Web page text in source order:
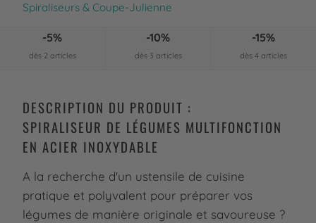
Spiraliseurs & Coupe-Julienne
-5%
dès 2 articles
-10%
dès 3 articles
-15%
dès 4 articles
DESCRIPTION DU PRODUIT :
SPIRALISEUR DE LÉGUMES MULTIFONCTION
EN ACIER INOXYDABLE
A la recherche d'un ustensile de cuisine
pratique et polyvalent pour préparer vos
légumes de manière originale et savoureuse ?